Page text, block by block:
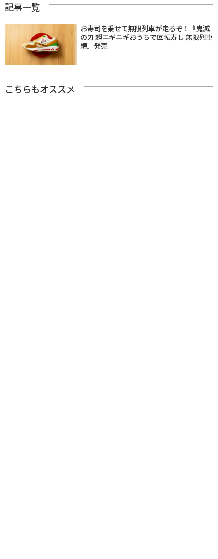
記事一覧
お寿司を乗せて無限列車が走るぞ！『鬼滅
の刃 超ニギニギおうちで回転寿し 無限列車
編』発売
こちらもオススメ